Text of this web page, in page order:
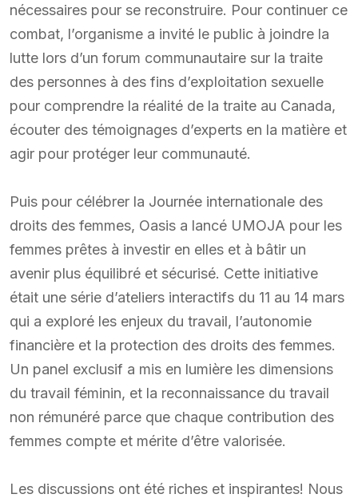
nécessaires pour se reconstruire. Pour continuer ce
combat, l’organisme a invité le public à joindre la
lutte lors d’un forum communautaire sur la traite
des personnes à des fins d’exploitation sexuelle
pour comprendre la réalité de la traite au Canada,
écouter des témoignages d’experts en la matière et
agir pour protéger leur communauté.
Puis pour célébrer la Journée internationale des
droits des femmes, Oasis a lancé UMOJA pour les
femmes prêtes à investir en elles et à bâtir un
avenir plus équilibré et sécurisé. Cette initiative
était une série d’ateliers interactifs du 11 au 14 mars
qui a exploré les enjeux du travail, l’autonomie
financière et la protection des droits des femmes.
Un panel exclusif a mis en lumière les dimensions
du travail féminin, et la reconnaissance du travail
non rémunéré parce que chaque contribution des
femmes compte et mérite d’être valorisée.
Les discussions ont été riches et inspirantes! Nous